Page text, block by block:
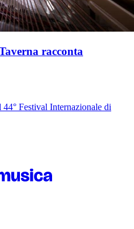
racconta
Festival Internazionale di